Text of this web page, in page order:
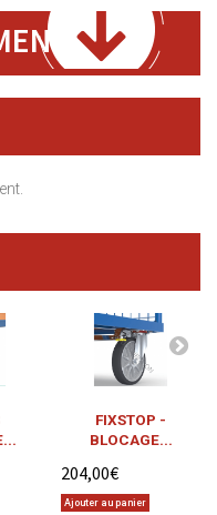
FIXSTOP -
BLOCAGE...
204,00€
Ajouter au panier